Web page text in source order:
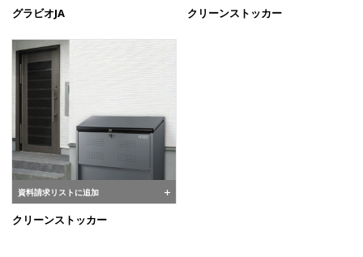
グラビオJA クリーンストッカー
資料請求リストに追加
クリーンストッカー